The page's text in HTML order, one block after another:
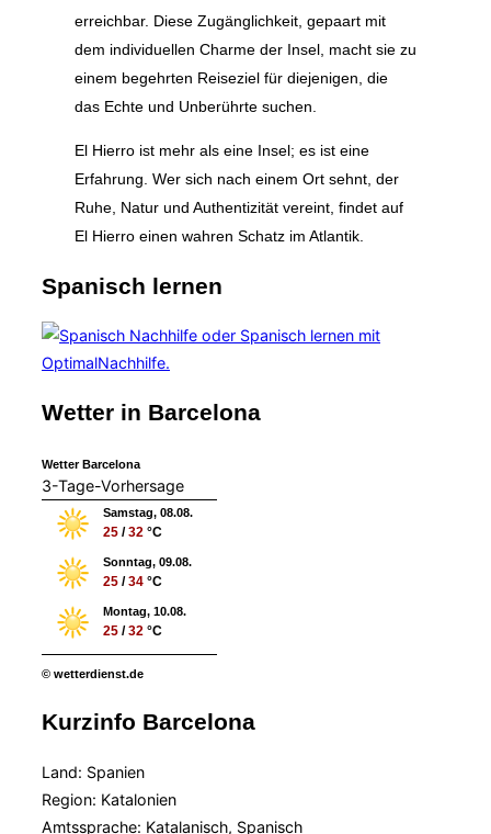
erreichbar. Diese Zugänglichkeit, gepaart mit
dem individuellen Charme der Insel, macht sie zu
einem begehrten Reiseziel für diejenigen, die
das Echte und Unberührte suchen.
El Hierro ist mehr als eine Insel; es ist eine
Erfahrung. Wer sich nach einem Ort sehnt, der
Ruhe, Natur und Authentizität vereint, findet auf
El Hierro einen wahren Schatz im Atlantik.
Spanisch lernen
Wetter in Barcelona
Wetter Barcelona
3-Tage-Vorhersage
Samstag, 08.08.
25 /32 °C
Sonntag, 09.08.
25 /34 °C
Montag, 10.08.
25 /32 °C
© wetterdienst.de
Kurzinfo Barcelona
Land: Spanien
Region: Katalonien
Amtssprache: Katalanisch, Spanisch